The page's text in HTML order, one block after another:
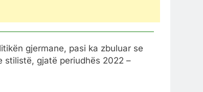
gjermane, pasi ka zbuluar se
stilistë, gjatë periudhës 2022 –